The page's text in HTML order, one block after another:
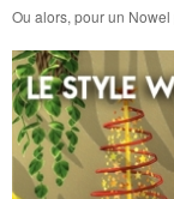
Ou alors, pour un